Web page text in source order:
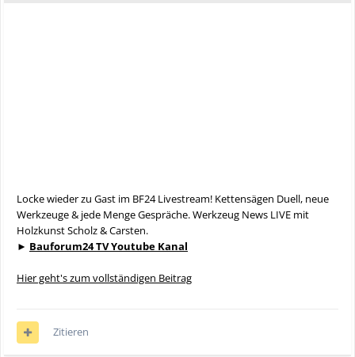
Locke wieder zu Gast im BF24 Livestream! Kettensägen Duell, neue
Werkzeuge & jede Menge Gespräche. Werkzeug News LIVE mit
Holzkunst Scholz & Carsten.
► Bauforum24 TV Youtube Kanal
Hier geht's zum vollständigen Beitrag
Zitieren